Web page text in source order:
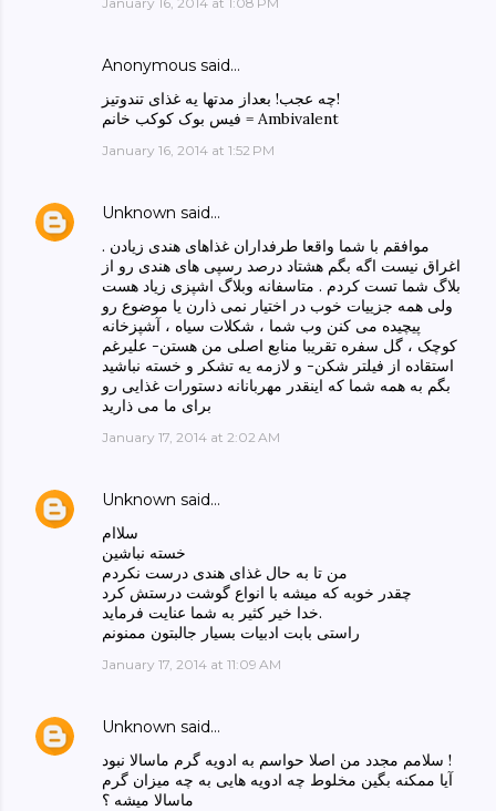
Anonymous said…
چه عجب! بعداز مدتها یه غذای تندوتیز!
فیس بوک کوکب خانم = Ambivalent
January 16, 2014 at 1:52 PM
Unknown said…
موافقم با شما واقعا طرفداران غذاهای هندی زیادن .
اغراق نیست اگه بگم هشتاد درصد رسپی های هندی رو از
بلاگ شما تست کردم . متاسفانه وبلاگ اشپزی زیاد هست
ولی همه جزییات خوب در اختیار نمی ذارن یا موضوع رو
پیچیده می کنن وب شما ، شکلات سیاه ، آشپزخانه
کوچک ، گل سفره تقریبا منابع اصلی من هستن- علیرغم
استقاده از فیلتر شکن- و لازمه یه تشکر و خسته نباشید
بگم به همه شما که اینقدر مهربانانه دستورات غذایی رو
برای ما می ذارید
January 17, 2014 at 2:02 AM
Unknown said…
سلاام
خسته نباشین
من تا به حال غذای هندی درست نکردم
چقدر خوبه که میشه با انواع گوشت درستش کرد
خدا خیر کثیر به شما عنایت فرماید.
راستی بابت ادبیات بسیار جالبتون ممنونم
January 17, 2014 at 11:09 AM
Unknown said…
سلامم مجدد من اصلا حواسم به ادویه گرم ماسالا نبود !
آیا ممکنه بگین مخلوط چه ادویه هایی به چه میزان گرم
ماسالا میشه ؟